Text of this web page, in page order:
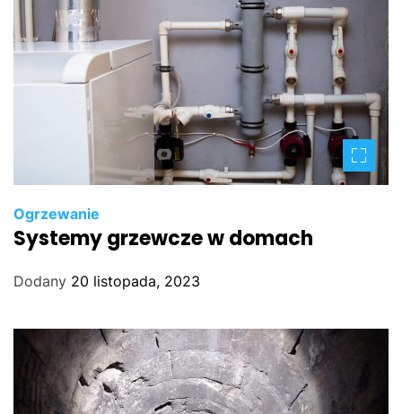
Ogrzewanie
Systemy grzewcze w domach
Dodany 20 listopada, 2023